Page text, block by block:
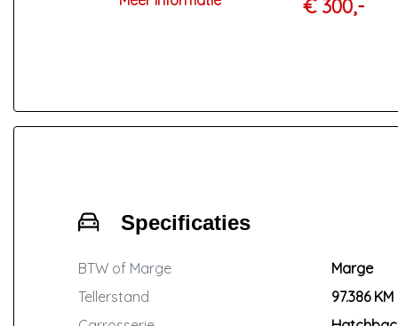
€ 300,-
Specificaties
BTW of Marge
Marge
Tellerstand
97.386 KM